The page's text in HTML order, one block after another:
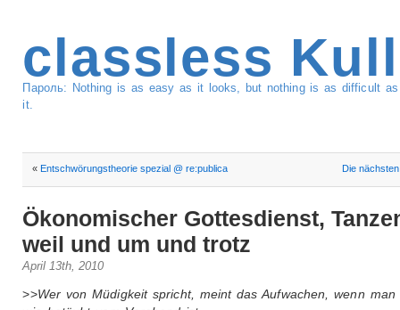
classless
Пароль: Nothing is as easy as it looks, but nothing is as difficult
it.
«Entschwörungstheorie spezial @ re:publica Die
Ökonomischer Gottesdienst,
weil und um und trotz
April 13th, 2010
>>Wer von Müdigkeit spricht, meint das Aufwachen, wenn man